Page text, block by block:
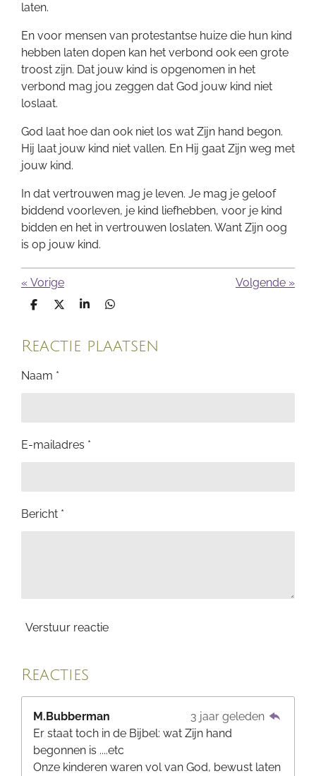
laten.
En voor mensen van protestantse huize die hun kind
hebben laten dopen kan het verbond ook een grote
troost zijn. Dat jouw kind is opgenomen in het
verbond mag jou zeggen dat God jouw kind niet
loslaat.
God laat hoe dan ook niet los wat Zijn hand begon.
Hij laat jouw kind niet vallen. En Hij gaat Zijn weg met
jouw kind.
In dat vertrouwen mag je leven. Je mag je geloof
biddend voorleven, je kind liefhebben, voor je kind
bidden en het in vertrouwen loslaten. Want Zijn oog
is op jouw kind.
« Vorige Volgende »
D
e
n
D
l
S
e
D
e
n
Reactie plaatsen
Naam *
E-mailadres *
Bericht *
Verstuur reactie
Reacties
M.Bubberman
3 jaar geleden
Er staat toch in de Bijbel: wat Zijn hand
begonnen is ....etc
Onze kinderen waren vol van God, bewust laten